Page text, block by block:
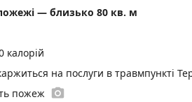
— близько 80 кв. м
калорій
на послуги в травмпункті
пожеж photo_camera